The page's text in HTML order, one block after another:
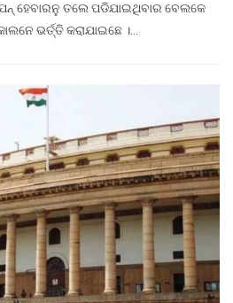
ହେବାରନୁ ତଲେ ପଡିଯାଇଥିବାର ବେଲକେ
ଭର୍ତ୍ତି କରାଯାଇଛେ ।…